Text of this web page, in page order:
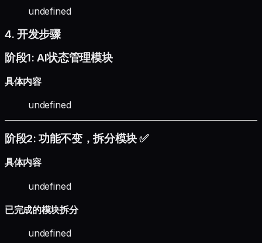
undefined
4. 开发步骤
阶段1: AI状态管理模块
具体内容
undefined
阶段2: 功能不变，拆分模块 ✅
具体内容
undefined
已完成的模块拆分
undefined